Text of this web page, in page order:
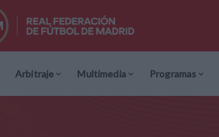
Arbitraje Multimedia Programas